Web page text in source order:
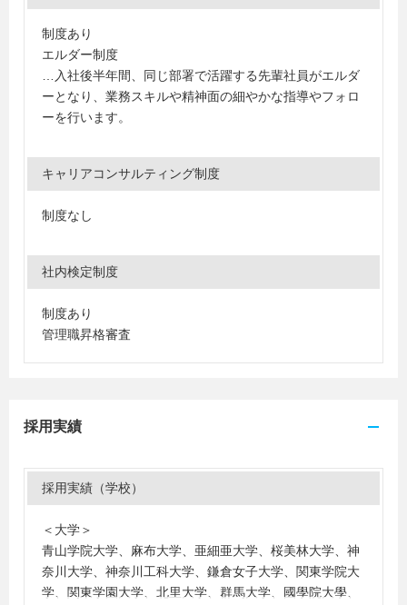
制度あり
エルダー制度
…入社後半年間、同じ部署で活躍する先輩社員がエルダ
ーとなり、業務スキルや精神面の細やかな指導やフォロ
ーを行います。
キャリアコンサルティング制度
制度なし
社内検定制度
制度あり
管理職昇格審査
採用実績
採用実績（学校）
＜大学＞
青山学院大学、麻布大学、亜細亜大学、桜美林大学、神
奈川大学、神奈川工科大学、鎌倉女子大学、関東学院大
学、関東学園大学、北里大学、群馬大学、國學院大學、